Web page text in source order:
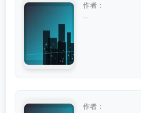
作者：
作者：